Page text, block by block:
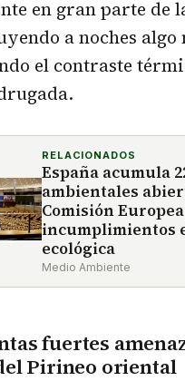
en gran parte de
a noches algo
el contraste
RELACIONADOS
España acumula
ambientales
Comisión
incumplimientos
ecológica
Medio Ambiente
fuertes
Pirineo oriental